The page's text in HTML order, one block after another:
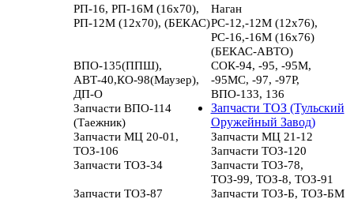
РП-16, РП-16М (16х70),
РП-12М (12х70), (БЕКАС)
Наган
РС-12,-12М (12х76),
РС-16,-16М (16х76)
(БЕКАС-АВТО)
ВПО-135(ППШ),
АВТ-40,КО-98(Маузер),
ДП-О
СОК-94, -95, -95М,
-95МС, -97, -97Р,
ВПО-133, 136
Запчасти ВПО-114
(Таежник)
Запчасти ТОЗ (Тульский
Оружейный Завод)
Запчасти МЦ 20-01,
ТОЗ-106
Запчасти МЦ 21-12
Запчасти ТОЗ-120
Запчасти ТОЗ-34
Запчасти ТОЗ-78,
ТОЗ-99, ТОЗ-8, ТОЗ-91
Запчасти ТОЗ-87
Запчасти ТОЗ-Б, ТОЗ-БМ